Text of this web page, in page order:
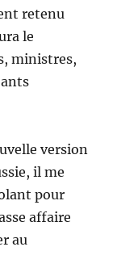
retenu
le
ministres,
version
il me
pour
affaire
au